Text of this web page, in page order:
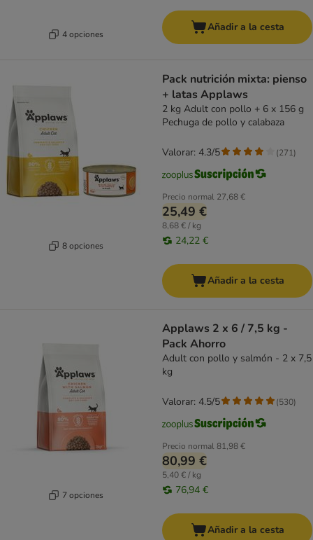
4 opciones
Añadir a la cesta
8 opciones
Pack nutrición mixta: pienso
+ latas Applaws
2 kg Adult con pollo + 6 x 156 g
Pechuga de pollo y calabaza
Precio normal 27,68 €
25,49 €
8,68 € / kg
24,22 €
Valorar: 4.3/5 (271)
Añadir a la cesta
7 opciones
Applaws 2 x 6 / 7,5 kg -
Pack Ahorro
Adult con pollo y salmón - 2 x 7,5
kg
Precio normal81,98 €
80,99 €
5,40 € / kg
76,94 €
Valorar: 4.5/5 (530)
Añadir a la cesta